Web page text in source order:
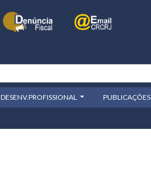
DESENV.PROFISSIONAL PUBLICAÇÕES